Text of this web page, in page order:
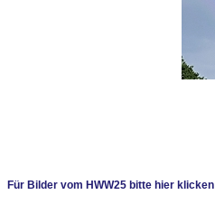
Für Bilder vom HWW25 bitte hier klicken